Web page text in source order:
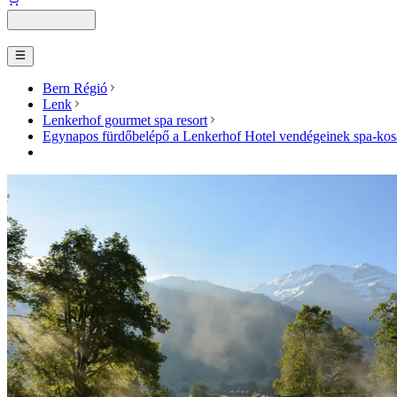
Bern Régió
Lenk
Lenkerhof gourmet spa resort
Egynapos fürdőbelépő a Lenkerhof Hotel vendégeinek spa-